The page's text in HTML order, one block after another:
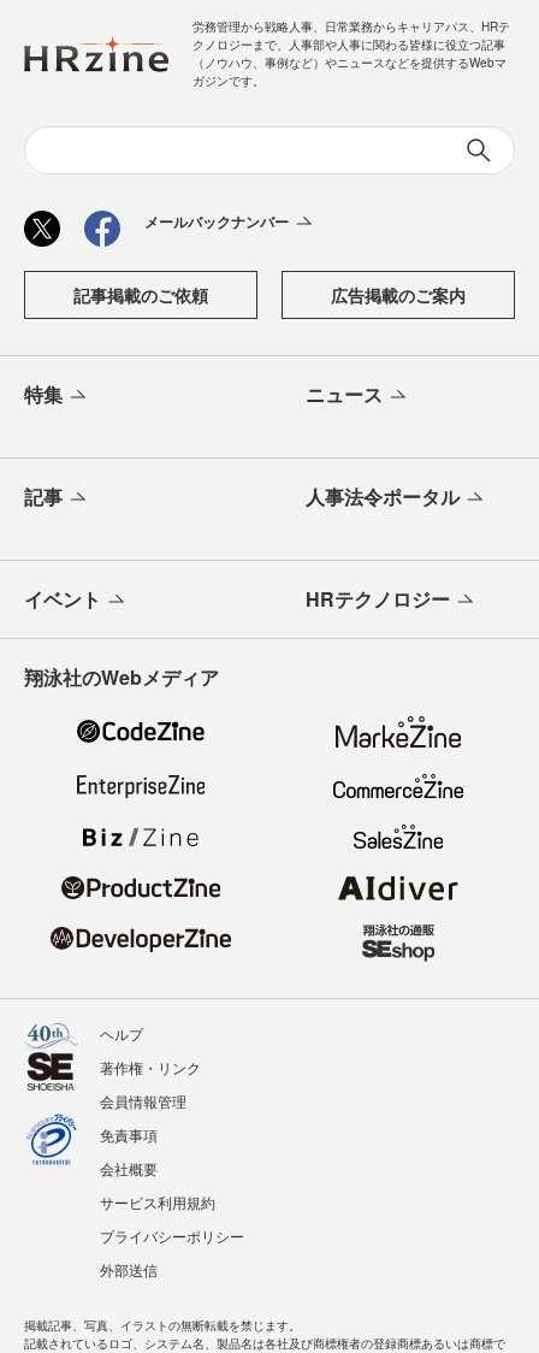
労務管理から戦略人事、日常業務からキャリアパス、HRテ
クノロジーまで、人事部や人事に関わる皆様に役立つ記事
（ノウハウ、事例など）やニュースなどを提供するWebマ
ガジンです。
メールバックナンバー
記事掲載のご依頼 広告掲載のご案内
特集 ニュース
記事 人事法令ポータル
イベント HRテクノロジー
翔泳社のWebメディア
ヘルプ
著作権・リンク
会員情報管理
免責事項
会社概要
サービス利用規約
プライバシーポリシー
外部送信
掲載記事、写真、イラストの無断転載を禁じます。
記載されているロゴ、システム名、製品名は各社及び商標権者の登録商標あるいは商標で